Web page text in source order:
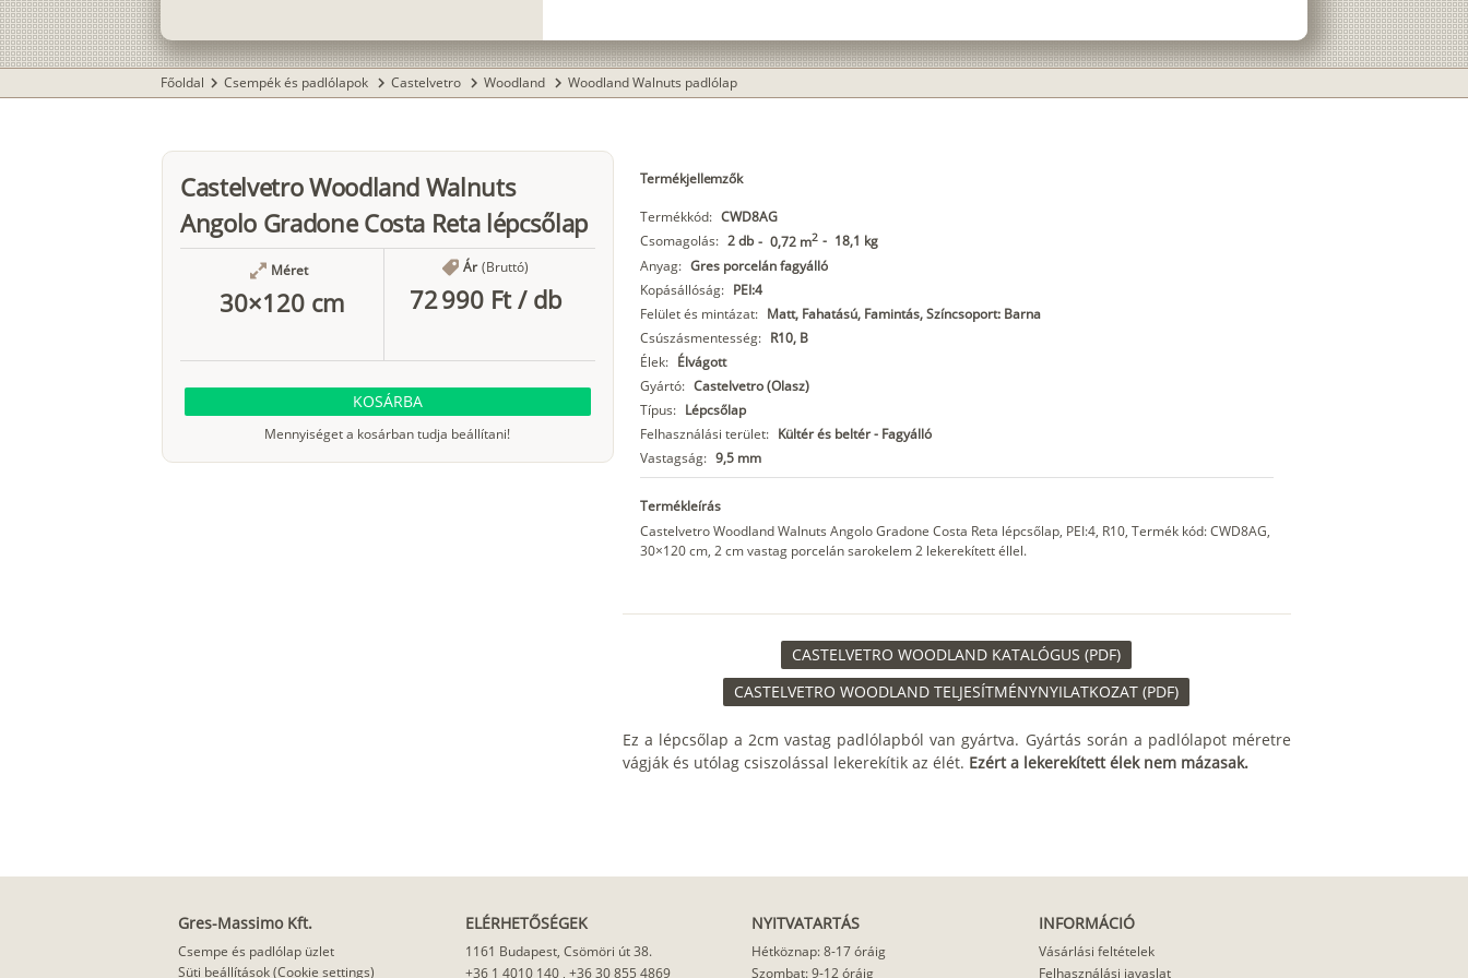
Főoldal chevron_right Csempék és padlólapok chevron_right Castelvetro chevron_right Woodland chevron_right Woodland Walnuts padlólap
Castelvetro Woodland Walnuts
Angolo Gradone Costa Reta lépcsőlap
Méret
30×120 cm
Ár (Bruttó)
72 990 Ft/ db
KOSÁRBA
Mennyiséget a kosárban tudja beállítani!
Termékjellemzők
Termékkód: CWD8AG
Csomagolás: 2 db - 0,72 m2 - 18,1 kg
Anyag: Gres porcelán fagyálló
Kopásállóság: PEI:4
Felület és mintázat: Matt, Fahatású, Famintás, Színcsoport: Barna
Csúszásmentesség: R10, B
Élek: Élvágott
Gyártó: Castelvetro (Olasz)
Típus: Lépcsőlap
Felhasználási terület: Kültér és beltér - Fagyálló
Vastagság: 9,5 mm
Termékleírás
Castelvetro Woodland Walnuts Angolo Gradone Costa Reta lépcsőlap, PEI:4, R10, Termék kód: CWD8AG,
30×120 cm, 2 cm vastag porcelán sarokelem 2 lekerekített éllel.
CASTELVETRO WOODLAND KATALÓGUS (PDF)
CASTELVETRO WOODLAND TELJESÍTMÉNYNYILATKOZAT (PDF)
Ez a lépcsőlap a 2cm vastag padlólapból van gyártva. Gyártás során a padlólapot méretre
vágják és utólag csiszolással lekerekítik az élét. Ezért a lekerekített élek nem mázasak.
Gres-Massimo Kft.
Csempe és padlólap üzlet
Süti beállítások (Cookie settings)
ELÉRHETŐSÉGEK
1161 Budapest, Csömöri út 38.
+36 1 4010 140, +36 30 855 4869
NYITVATARTÁS
Hétköznap: 8-17 óráig
Szombat: 9-12 óráig
INFORMÁCIÓ
Vásárlási feltételek
Felhasználási javaslat